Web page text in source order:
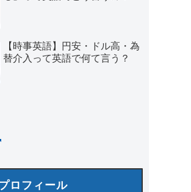
【時事英語】円安・ドル高・為
替介入って英語で何て言う？
ロフィール